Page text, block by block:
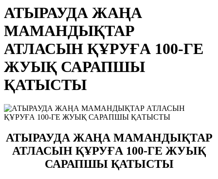
АТЫРАУДА ЖАҢА
МАМАНДЫҚТАР
АТЛАСЫН ҚҰРУҒА 100-ГЕ
ЖУЫҚ САРАПШЫ
ҚАТЫСТЫ
АТЫРАУДА ЖАҢА МАМАНДЫҚТАР
АТЛАСЫН ҚҰРУҒА 100-ГЕ ЖУЫҚ
САРАПШЫ ҚАТЫСТЫ